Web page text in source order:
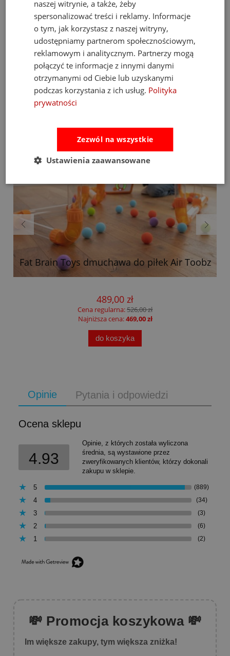
wykonanie sprawiają, że to podarunek z "wyższej półki".
Czas na wielki lot w objęcia przytulasa! Dodaj Beatrice
Butterfly do koszyka i wprowadź odrobinę ogrodowej magii
do dziecięcego pokoju!
Bestsellery
Fat Brain Toys dmuchawa do piłek Air Toobz
489,00 zł
Cena regularna:526,00 zł
Najniższa cena:469,00 zł
do koszyka
Opinie Pytania i odpowiedzi
Ocena sklepu
4.93
Opinie, z których została wyliczona
średnia, są wystawione przez
zweryfikowanych klientów, którzy dokonali
zakupu w sklepie.
5 (889)
4 (34)
3 (3)
2 (6)
1 (2)
💸 Promocja koszykowa 💸
Im większe zakupy, tym większa zniżka!
naszej witrynie, a także, żeby
spersonalizować treści i reklamy. Informacje
o tym, jak korzystasz z naszej witryny,
udostępniamy partnerom społecznościowym,
reklamowym i analitycznym. Partnerzy mogą
połączyć te informacje z innymi danymi
otrzymanymi od Ciebie lub uzyskanymi
podczas korzystania z ich usług. Polityka
prywatności
Zezwól na wszystkie
Ustawienia zaawansowane